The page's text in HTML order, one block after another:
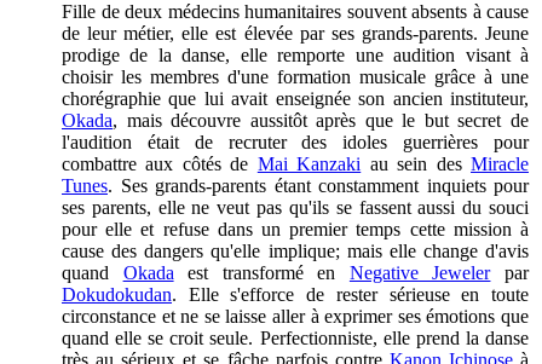
Fille de deux médecins humanitaires souvent absents à cause
de leur métier, elle est élevée par ses grands-parents. Jeune
prodige de la danse, elle remporte une audition visant à
choisir les membres d'une formation musicale grâce à une
chorégraphie que lui avait enseignée son ancien instituteur,
Okada, mais découvre aussitôt après que le but secret de
l'audition était de recruter des idoles guerrières pour
combattre aux côtés de Mai Kanzaki au sein desMiracle
Tunes. Ses grands-parents étant constamment inquiets pour
ses parents, elle ne veut pas qu'ils se fassent aussi du souci
pour elle et refuse dans un premier temps cette mission à
cause des dangers qu'elle implique; mais elle change d'avis
quand Okada est transformé en Negative Jewelerpar
Dokudokudan. Elle s'efforce de rester sérieuse en toute
circonstance et ne se laisse aller à exprimer ses émotions que
quand elle se croit seule. Perfectionniste, elle prend la danse
très au sérieux et se fâche parfois contre Kanon Ichinoseà